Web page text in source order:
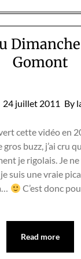
Gomont
24 juillet 2011 By
cette vidéo en
buzz, j’ai cru
je rigolais. Je ne
suis une vraie
C’est donc
Read more